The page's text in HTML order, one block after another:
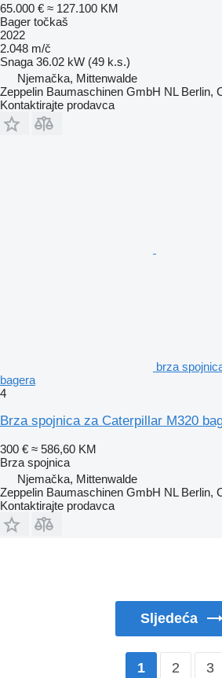
65.000 € ≈ 127.100 KM
Bager točkaš
2022
2.048 m/č
Snaga 36.02 kW (49 k.s.)
Njemačka, Mittenwalde
Zeppelin Baumaschinen GmbH NL Berlin,
Kontaktirajte prodavca
brza
bagera
4
Brza spojnica za Caterpillar M320
300 € ≈ 586,60 KM
Brza spojnica
Njemačka, Mittenwalde
Zeppelin Baumaschinen GmbH NL Berlin,
Kontaktirajte prodavca
Sljedeća
1 2 3